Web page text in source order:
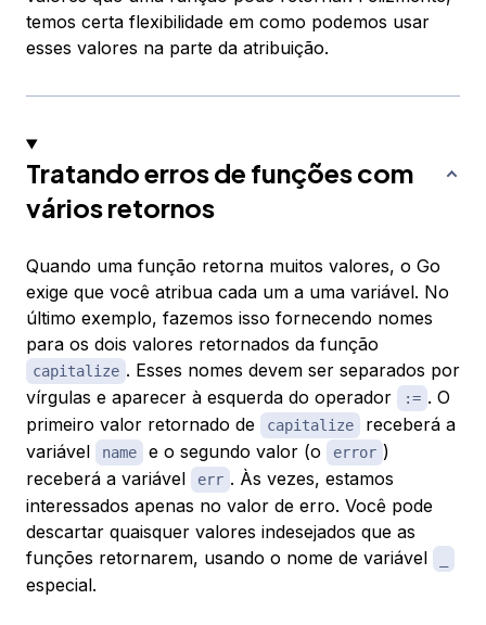
temos certa flexibilidade em como podemos usar
esses valores na parte da atribuição.
Tratando erros de funções com
vários retornos
Quando uma função retorna muitos valores, o Go
exige que você atribua cada um a uma variável. No
último exemplo, fazemos isso fornecendo nomes
para os dois valores retornados da função
capitalize . Esses nomes devem ser separados por
vírgulas e aparecer à esquerda do operador
:= . O
primeiro valor retornado de
capitalize
receberá a
variável
name e o segundo valor (o error )
receberá a variável
err . Às vezes, estamos
interessados apenas no valor de erro. Você pode
descartar quaisquer valores indesejados que as
funções retornarem, usando o nome de variável
especial.